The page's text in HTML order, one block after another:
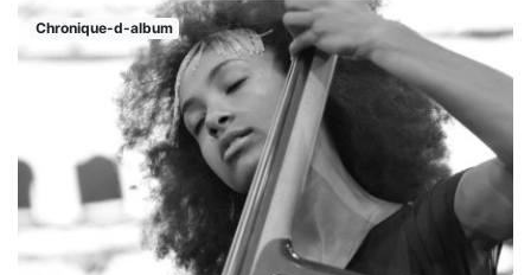
Chronique-d-album